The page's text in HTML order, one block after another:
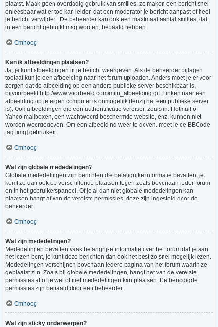
plaatst. Maak geen overdadig gebruik van smilies, ze maken een bericht snel
onleesbaar wat er toe kan leiden dat een moderator je bericht aanpast of heel
je bericht verwijdert. De beheerder kan ook een maximaal aantal smilies, dat
in een bericht gebruikt mag worden, bepaald hebben.
Omhoog
Kan ik afbeeldingen plaatsen?
Ja, je kunt afbeeldingen in je bericht weergeven. Als de beheerder bijlagen
toelaat kun je een afbeelding naar het forum uploaden. Anders moet je er voor
zorgen dat de afbeelding op een andere publieke server beschikbaar is,
bijvoorbeeld http://www.voorbeeld.com/mijn_afbeelding.gif. Linken naar een
afbeelding op je eigen computer is onmogelijk (tenzij het een publieke server
is). Ook afbeeldingen die een authentificatie vereisen zoals in: Hotmail of
Yahoo mailboxen, een wachtwoord beschermde website, enz. kunnen niet
worden weergegeven. Om een afbeelding weer te geven, moet je de BBCode
tag [img] gebruiken.
Omhoog
Wat zijn globale mededelingen?
Globale mededelingen zijn berichten die belangrijke informatie bevatten, je
komt ze dan ook op verschillende plaatsen tegen zoals bovenaan ieder forum
en in het gebruikerspaneel. Of je al dan niet globale mededelingen kan
plaatsen hangt af van de vereiste permissies, deze zijn ingesteld door de
beheerder.
Omhoog
Wat zijn mededelingen?
Mededelingen bevatten vaak belangrijke informatie over het forum dat je aan
het lezen bent, je kunt deze berichten dan ook het best zo snel mogelijk lezen.
Mededelingen verschijnen bovenaan iedere pagina van het forum waarin ze
geplaatst zijn. Zoals bij globale mededelingen, hangt het van de vereiste
permissies af of je wel of niet mededelingen kan plaatsen. De benodigde
permissies zijn bepaald door een beheerder.
Omhoog
Wat zijn sticky onderwerpen?